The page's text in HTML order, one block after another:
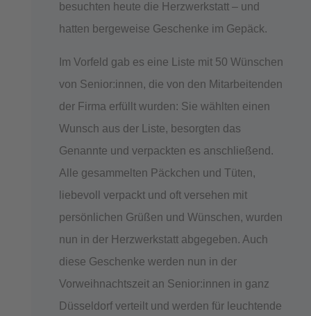
besuchten heute die Herzwerkstatt – und
hatten bergeweise Geschenke im Gepäck.
Im Vorfeld gab es eine Liste mit 50 Wünschen
von Senior:innen, die von den Mitarbeitenden
der Firma erfüllt wurden: Sie wählten einen
Wunsch aus der Liste, besorgten das
Genannte und verpackten es anschließend.
Alle gesammelten Päckchen und Tüten,
liebevoll verpackt und oft versehen mit
persönlichen Grüßen und Wünschen, wurden
nun in der Herzwerkstatt abgegeben. Auch
diese Geschenke werden nun in der
Vorweihnachtszeit an Senior:innen in ganz
Düsseldorf verteilt und werden für leuchtende